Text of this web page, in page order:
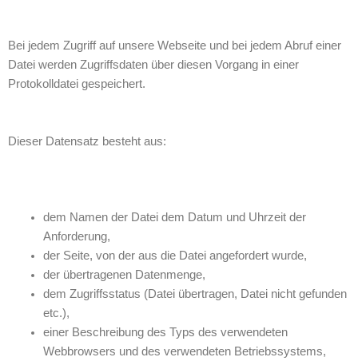
Bei jedem Zugriff auf unsere Webseite und bei jedem Abruf einer
Datei werden Zugriffsdaten über diesen Vorgang in einer
Protokolldatei gespeichert.
Dieser Datensatz besteht aus:
dem Namen der Datei dem Datum und Uhrzeit der
Anforderung,
der Seite, von der aus die Datei angefordert wurde,
der übertragenen Datenmenge,
dem Zugriffsstatus (Datei übertragen, Datei nicht gefunden
etc.),
einer Beschreibung des Typs des verwendeten
Webbrowsers und des verwendeten Betriebssystems,